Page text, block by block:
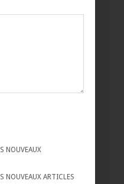
NOUVEAUX
NOUVEAUX ARTICLES